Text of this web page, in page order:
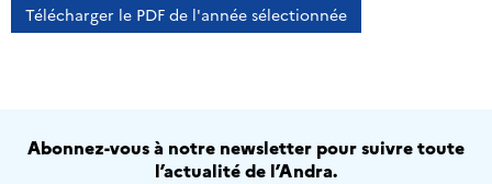
Télécharger le PDF de l'année sélectionnée
Abonnez-vous à notre newsletter pour suivre toute
l’actualité de l’Andra.